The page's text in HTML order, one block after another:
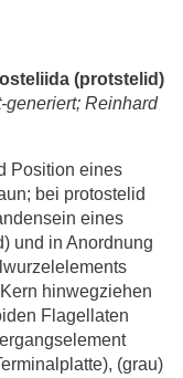
(protstelid)
generiert; Reinhard
Position eines
bei protostelid
eines
und in Anordnung
hinwegziehen
Flagellaten
(grau)